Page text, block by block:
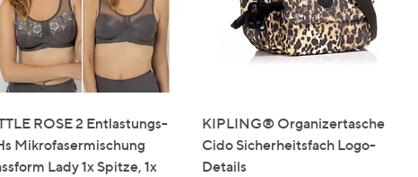
ROSE 2 Entlastungs-
Mikrofasermischung
Lady 1x Spitze, 1x
KIPLING® Organizertasche
Cido Sicherheitsfach Logo-
Details